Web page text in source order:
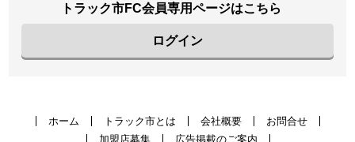
トラック市FC会員専用ページはこちら
ログイン
ホーム トラック市とは 会社概要
お問合せ
加盟店募集
広告掲載のご案内